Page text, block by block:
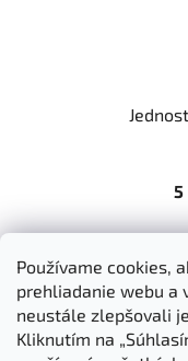
Používame cookies,
prehliadanie webu a
neustále zlepšovali
Kliknutím na
5
Dokumenty
Obchodné